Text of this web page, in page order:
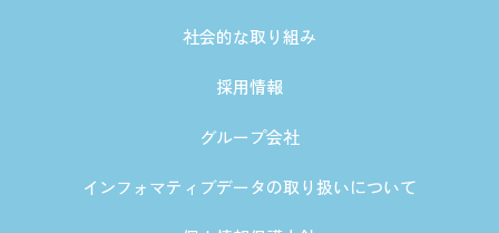
社会的な取り組み
採用情報
グループ会社
インフォマティブデータの取り扱いについて